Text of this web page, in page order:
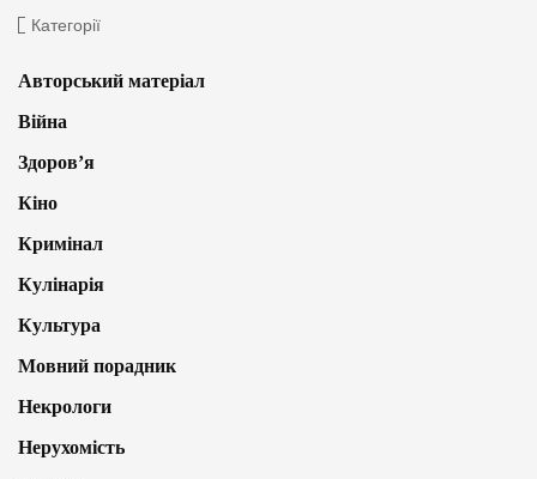
Категорії
Авторський матеріал
Війна
Здоров’я
Кіно
Кримінал
Кулінарія
Культура
Мовний порадник
Некрологи
Нерухомість